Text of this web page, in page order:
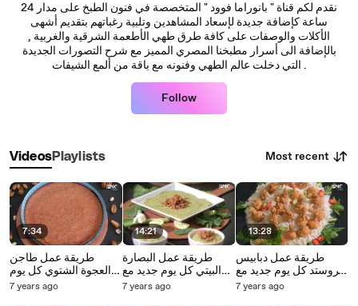
نقدم لكم قناة " بانوراما فوود " المتخصصة في فنون الطبخ على مدار 24
ساعة كإضافة جديدة لإسعاد المشاهدين وتلبية رغباتهم بتقديم أشهى
الأكلات والوصفات على كافة طرق طهي الأطعمة الشرقية والغربية ,
بالإضافة الى أسرار مطبخنا المصري المميز مع شرح التصورات الجديدة
التي دخلت عالم الطهي وفنونه مع باقة من ألمع الشيفات .
Follow
VideosPlaylists Most recent
7:34
طريقة عمل طاجن
العجوة الشتوي كل يوم
جديد مع الشيف محمد
7 years ago
14:21
طريقة عمل البصارة
البيتي كل يوم جديد مع
الشيف محمد إبراهيم
7 years ago
13:28
طريقة عمل دبابيس
بروستد كل يوم جديد مع
الشيف ممحد إبراهيم
7 years ago